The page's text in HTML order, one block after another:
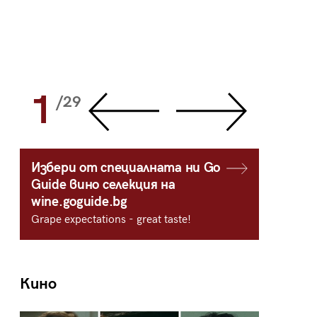
1 /29
Избери от специалната ни Go
Guide вино селекция на
wine.goguide.bg
Grape expectations - great taste!
Кино